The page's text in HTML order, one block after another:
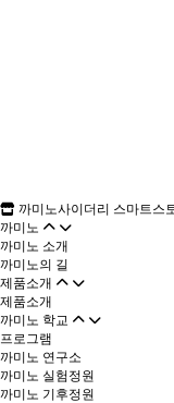
까미노사이더리 스마트스
까미노
까미노 소개
까미노의 길
제품소개
제품소개
까미노 학교
프로그램
까미노 연구소
까미노 실험정원
까미노 기후정원